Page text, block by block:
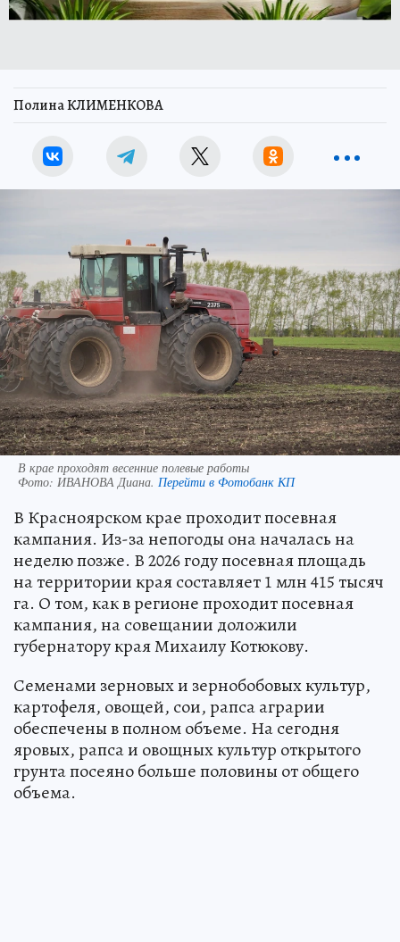
Полина КЛИМЕНКОВА
В крае проходят весенние полевые работы
Фото: ИВАНОВА Диана. Перейти в Фотобанк КП
В Красноярском крае проходит посевная
кампания. Из-за непогоды она началась на
неделю позже. В 2026 году посевная площадь
на территории края составляет 1 млн 415 тысяч
га. О том, как в регионе проходит посевная
кампания, на совещании доложили
губернатору края Михаилу Котюкову.
Семенами зерновых и зернобобовых культур,
картофеля, овощей, сои, рапса аграрии
обеспечены в полном объеме. На сегодня
яровых, рапса и овощных культур открытого
грунта посеяно больше половины от общего
объема.